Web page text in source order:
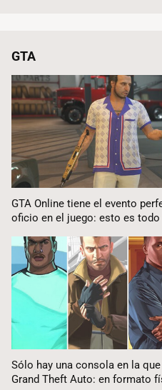
GTA
GTA Online tiene el evento
oficio en el juego: esto es
Sólo hay una consola en la
Grand Theft Auto: en formato